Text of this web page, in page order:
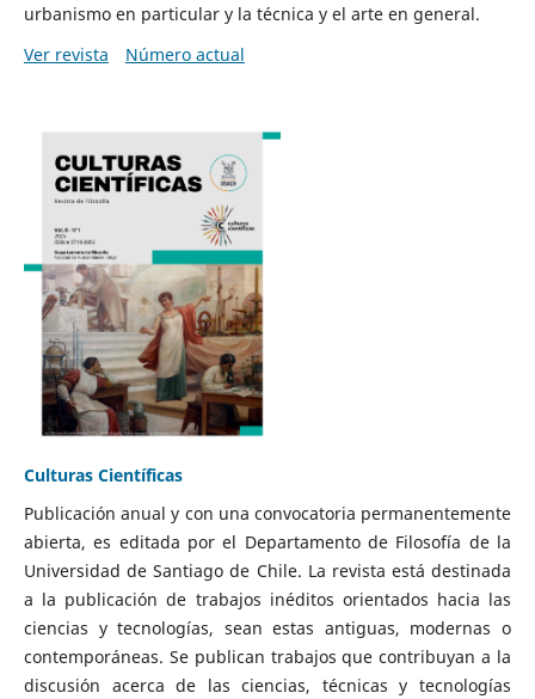
urbanismo en particular y la técnica y el arte en general.
Ver revista
Número actual
Culturas Científicas
Publicación anual y con una convocatoria permanentemente
abierta, es editada por el Departamento de Filosofía de la
Universidad de Santiago de Chile. La revista está destinada
a la publicación de trabajos inéditos orientados hacia las
ciencias y tecnologías, sean estas antiguas, modernas o
contemporáneas. Se publican trabajos que contribuyan a la
discusión acerca de las ciencias, técnicas y tecnologías